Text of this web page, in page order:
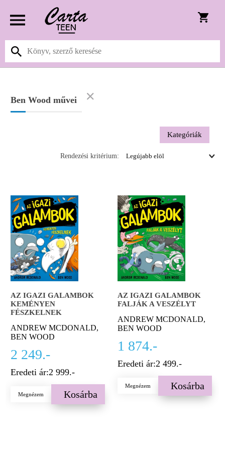
Ben Wood művei
Kategóriák
Rendezési kritérium:
AZ IGAZI GALAMBOK
KEMÉNYEN
FÉSZKELNEK
ANDREW MCDONALD,
BEN WOOD
2 249.-
Eredeti ár:2 999.-
Megnézem Kosárba
AZ IGAZI GALAMBOK
FALJÁK A VESZÉLYT
ANDREW MCDONALD,
BEN WOOD
1 874.-
Eredeti ár:2 499.-
Megnézem Kosárba